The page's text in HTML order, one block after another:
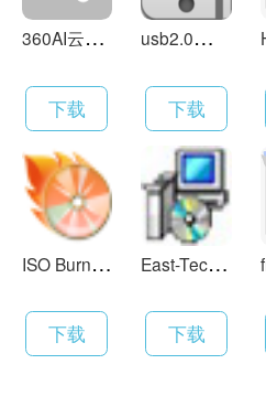
3
60AI云盘 4.0.2.1400
下载
u
sb2.0驱动 6.22
下载
I
SO Burner 7.85 英文版
下载
E
ast-Tec Backup 2.3.0
下载